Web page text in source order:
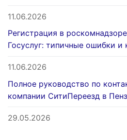
11.06.2026
Регистрация в
Госуслуг: типичные ошибки и
11.06.2026
Полное руководство по
компании СитиПереезд в
29.05.2026